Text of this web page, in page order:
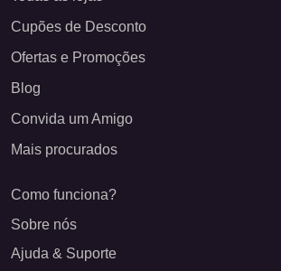
Cupões de Desconto
Ofertas e Promoções
Blog
Convida um Amigo
Mais procurados
Como funciona?
Sobre nós
Ajuda & Suporte